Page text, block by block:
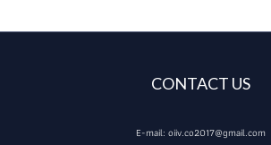
CONTACT US
E-mail: oiiv.co2017@gmail.com